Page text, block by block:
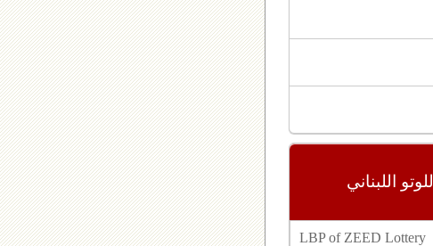
اللوتو اللبناني مع زيد ٢٤٣٩, اللوتو اللبناني
LBP of ZEED Lottery